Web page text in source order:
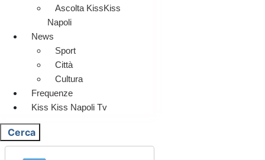
Ascolta KissKiss
Napoli
News
Sport
Città
Cultura
Frequenze
Kiss Kiss Napoli Tv
Cerca